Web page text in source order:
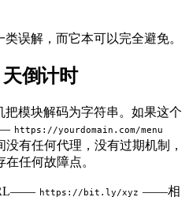
误解，而它本可以完全避免。
倒计时
把模块解码为字符串。如果这个
https://yourdomain.com/menu
有任何代理，没有过期机制，
任何故障点。
https://bit.ly/xyz ——相